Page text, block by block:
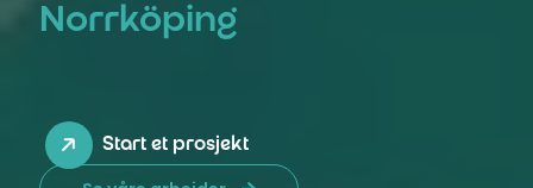
Norrköping
Start et prosjekt